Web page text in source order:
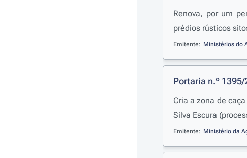
Renova, por um
prédios rústicos
Emitente: Ministérios do
Portaria n.º 1395/
Cria a zona de
Silva Escura
Emitente: Ministério da